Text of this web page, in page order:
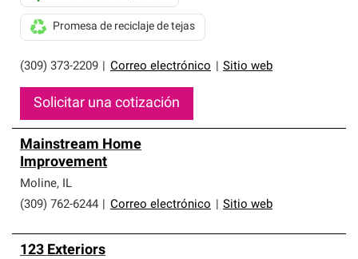
(309) 373-2209 Correo electrónico Sitio web
Promesa de reciclaje de tejas
Solicitar una cotización
Mainstream Home
Improvement
Moline, IL
(309) 762-6244
Correo electrónico Sitio web
123 Exteriors